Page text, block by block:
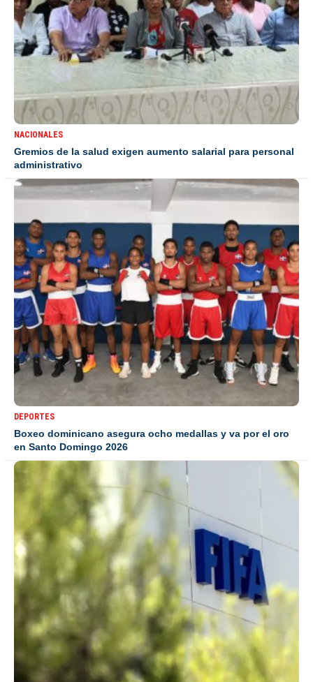
NACIONALES
Gremios de la salud exigen aumento salarial para personal
administrativo
DEPORTES
Boxeo dominicano asegura ocho medallas y va por el oro
en Santo Domingo 2026